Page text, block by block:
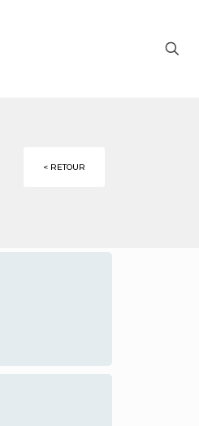
< RETOUR